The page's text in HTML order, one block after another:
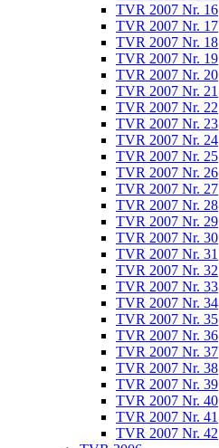
TVR 2007 Nr. 16
TVR 2007 Nr. 17
TVR 2007 Nr. 18
TVR 2007 Nr. 19
TVR 2007 Nr. 20
TVR 2007 Nr. 21
TVR 2007 Nr. 22
TVR 2007 Nr. 23
TVR 2007 Nr. 24
TVR 2007 Nr. 25
TVR 2007 Nr. 26
TVR 2007 Nr. 27
TVR 2007 Nr. 28
TVR 2007 Nr. 29
TVR 2007 Nr. 30
TVR 2007 Nr. 31
TVR 2007 Nr. 32
TVR 2007 Nr. 33
TVR 2007 Nr. 34
TVR 2007 Nr. 35
TVR 2007 Nr. 36
TVR 2007 Nr. 37
TVR 2007 Nr. 38
TVR 2007 Nr. 39
TVR 2007 Nr. 40
TVR 2007 Nr. 41
TVR 2007 Nr. 42